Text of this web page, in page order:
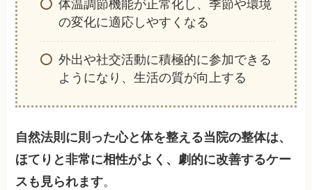
体温調節機能が正常化し、季節や環境
の変化に適応しやすくなる
外出や社交活動に積極的に参加できる
ようになり、生活の質が向上する
自然法則に則った心と体を整える当院の整体は、
ほてりと非常に相性がよく、劇的に改善するケー
スも見られます。